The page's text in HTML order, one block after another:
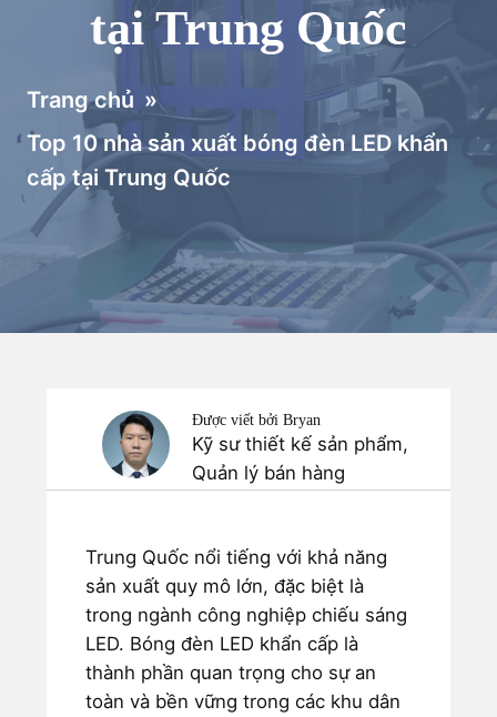
tại Trung Quốc
Trang chủ »
Top 10 nhà sản xuất bóng đèn LED khẩn
cấp tại Trung Quốc
Được viết bởi Bryan
Kỹ sư thiết kế sản phẩm,
Quản lý bán hàng
Trung Quốc nổi tiếng với khả năng
sản xuất quy mô lớn, đặc biệt là
trong ngành công nghiệp chiếu sáng
LED. Bóng đèn LED khẩn cấp là
thành phần quan trọng cho sự an
toàn và bền vững trong các khu dân